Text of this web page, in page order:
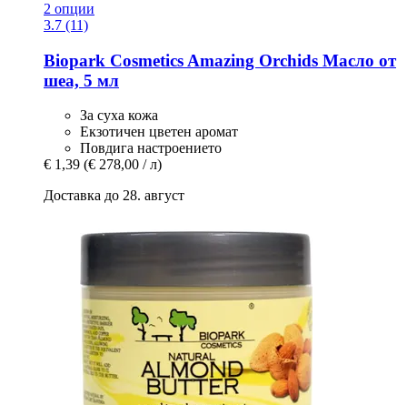
2 опции
3.7 (11)
Biopark Cosmetics Amazing Orchids Масло от
шеа, 5 мл
За суха кожа
Екзотичен цветен аромат
Повдига настроението
€ 1,39 (€ 278,00 / л)
Доставка до 28. август